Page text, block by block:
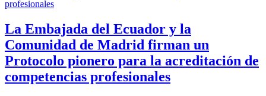
La Embajada del Ecuador y la
Comunidad de Madrid firman un
Protocolo pionero para la acreditación de
competencias profesionales